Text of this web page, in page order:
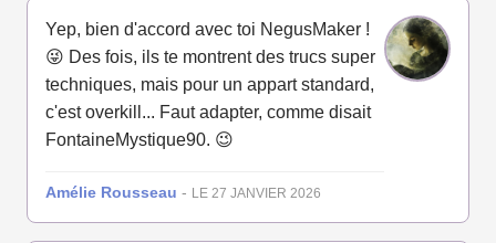
Yep, bien d'accord avec toi NegusMaker !
😜 Des fois, ils te montrent des trucs super
techniques, mais pour un appart standard,
c'est overkill... Faut adapter, comme disait
FontaineMystique90. 😉
Amélie Rousseau - LE 27 JANVIER 2026